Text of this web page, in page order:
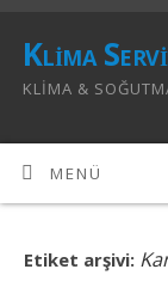
Klima
KLIMA &
MENÜ
Etiket arşivi: